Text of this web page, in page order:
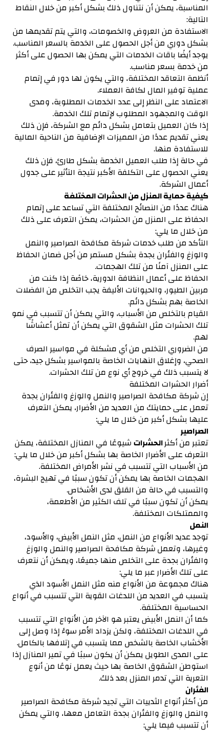
المناسبة، يمكن أن نتناول ذلك بشكل أكبر من خلال النقاط
التالية:
الاستفادة من العروض والخصومات، والتي يتم تقديمها من
بشكل دوري من أجل الحصول على الخدمة بالسعر المناسب.
يوجد أيضًا باقات الخدمات التي يمكن بها الحصول على أكثر
من خدمة بسعر مناسب.
أنظمة التعاقد المختلفة، والتي يكون لها دور في إتمام
عملية توفير المال لكافة العملاء.
الاعتماد على النظر إلى عدد الخدمات المطلوبة، ومدى
الوقت والمجهود المطلوب لإتمام تلك الخدمة.
إذا كان العميل بتعامل بشكل دائم مع الشركة، فإن ذلك
يعني تقديم عددًا من المميزات الإضافية من الناحية المالية
للاستفادة منها.
في حالة إذا طلب العميل الخدمة بشكل طارئ، فإن ذلك
يعني الحصول على التكلفة الأكبر نتيجة التأثير على جدول
أعمال الشركة.
كيفية حماية المنزل من الحشرات المختلفة
هناك عددًا من النصائح المختلفة التي تساعد على إتمام
الحفاظ على المنزل من الحشرات، يمكن التعرف على ذلك
من خلال ما يلي:
التأكد من طلب خدمات شركة مكافحة الصراصير والنمل
والوزغ والفئران بجدة بشكل مستمر من أجل ضمان الحفاظ
على المنزل آمنًا من تلك الهجمات.
الحفاظ على أعمال النظافة الدورية، خاصًة إذا كنت من
مربين الطيور، والحيوانات الأليفة يجب التخلص من الفضلات
الخاصة بهم بشكل دائم.
القيام بالتخلص من الأسباب، والتي يمكن أن تتسبب في نمو
تلك الحشرات مثل الشقوق التي يمكن أن تمثل أعشاشًا
لهم.
من الضروري التخلص من أي مشكلة في مواسير الصرف
الصحي، وإغلاق النهايات الخاصة بالمواسير بشكل جيد، حتى
لا يتسبب ذلك في خروج أي نوع من تلك الحشرات.
أضرار الحشرات المختلفة
إن شركة مكافحة الصراصير والنمل والوزغ والفئران بجدة
تعمل على حمايتك من العديد من الأضرار، يمكن التعرف
عليها بشكل أكبر من خلال ما يلي:
الصراصير
تعتبر من أكثرالحشرات شيوعًا في المنازل المختلفة، يمكن
التعرف على الأضرار الخاصة بها بشكل أكبر من خلال ما يلي:
من الأسباب التي تتسبب في نشر الأمراض المختلفة.
الهجمات الخاصة بها يمكن أن تكون سببًا في تهيج البشرة،
والتسبب في حالة من القلق لدى الأشخاص.
يمكن أن تكون سببًا في تلف الكثير من الأطعمة،
والممتلكات المختلفة.
النمل
توجد عديد الأنواع من النمل، مثل النمل الأبيض، والأسود،
وغيرها، وتعمل شركة مكافحة الصراصير والنمل والوزغ
والفئران بجدة على التخلص منها جميعًا، ويمكن أن نتعرف
على تلك الأضرار عبر ما يلي:
هناك مجموعة من الأنواع منه مثل النمل الأسود الذي
يتسبب في العديد من اللدغات القوية التي تتسبب في أنواع
الحساسية المختلفة.
كما أن النمل الأبيض يعتبر هو الآخر من الأنواع التي تتسبب
في اللدغات المختلفة، ولكن يزداد الأمر سوءً إذا وصل إلى
الأخشاب الخاصة بالشخص مما يتسبب في إتلافها بالكامل.
على المدى الطويل يمكن أن يكون سببًا في تمير المنازل إذا
استوطن الشقوق الخاصة بها حيث يعمل نوعًا من أنوع
التعرية التي تدمر المنزل بعد ذلك.
الفئران
من أكثر أنواع الثدييات التي تجيد شركة مكافحة الصراصير
والنمل والوزغ والفئران بجدة التعامل معها، والتي يمكن
أن تتسبب فيما يلي: